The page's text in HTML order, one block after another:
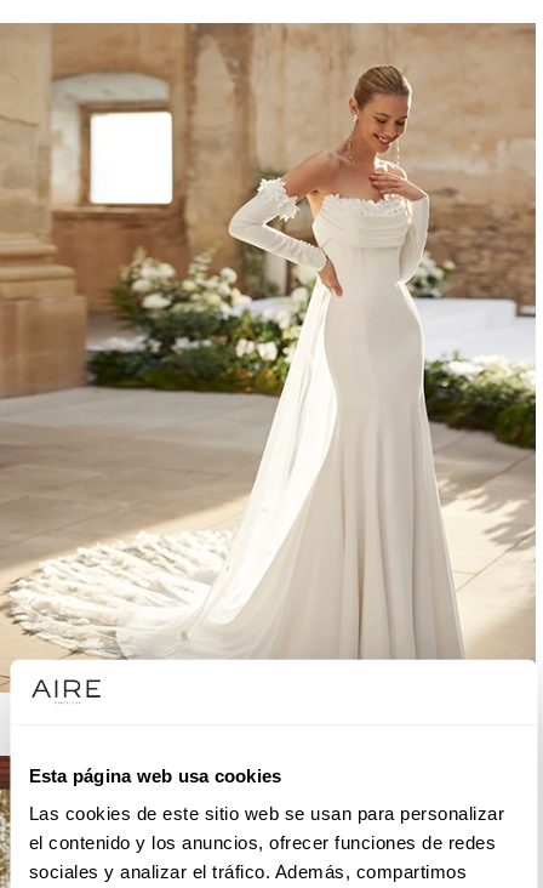
Esta página web usa cookies
Las cookies de este sitio web se usan para personalizar
el contenido y los anuncios, ofrecer funciones de redes
sociales y analizar el tráfico. Además, compartimos